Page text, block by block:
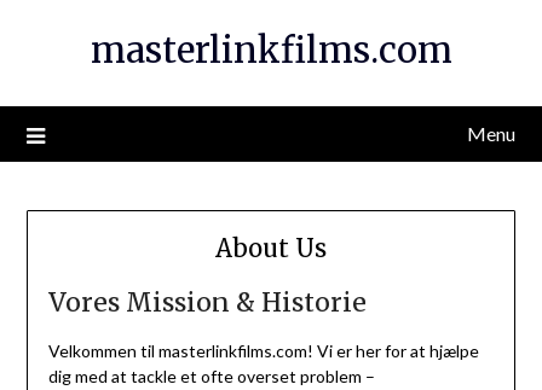
masterlinkfilms.com
Menu
About Us
Vores Mission & Historie
Velkommen til masterlinkfilms.com! Vi er her for at hjælpe
dig med at tackle et ofte overset problem –